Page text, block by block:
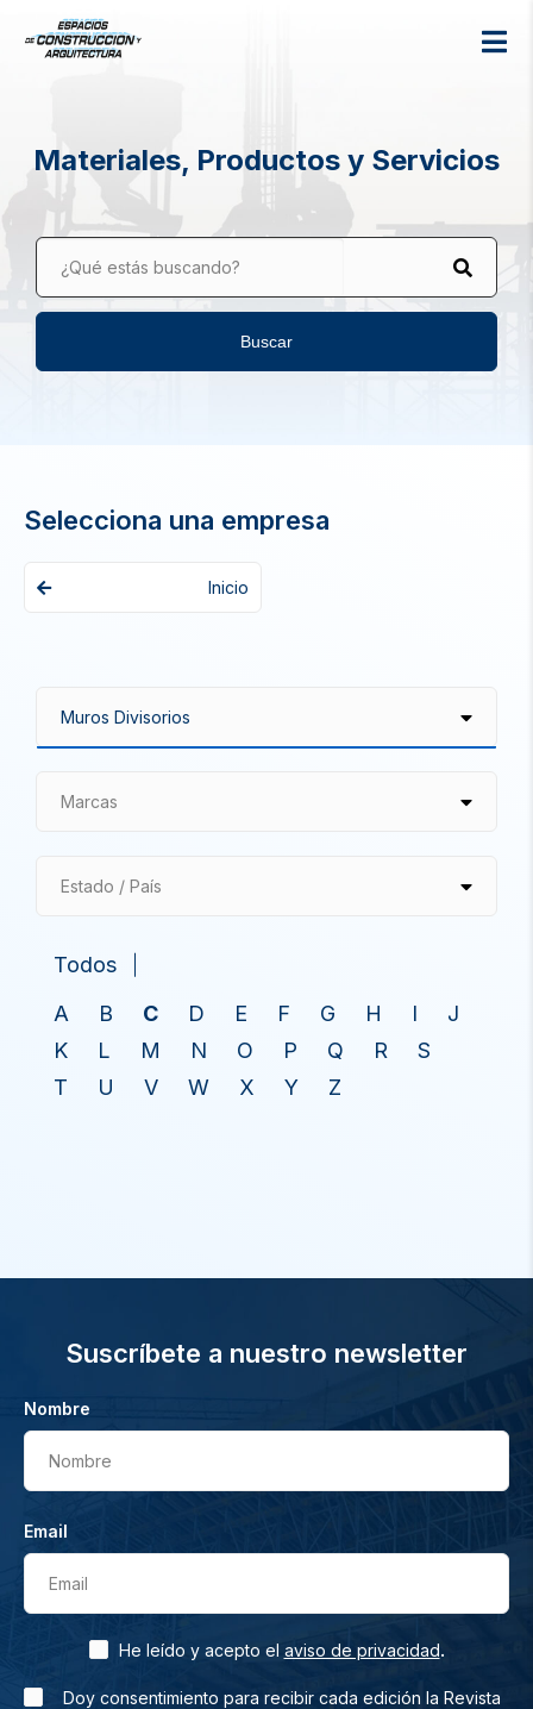
Materiales, Productos y Servicios
¿Qué estás buscando?
Buscar
Selecciona una empresa
Inicio
Marcas
Estado / País
Todos
A
B C D E F G H I
J
K
L M N O P Q R
S
T
U V W X Y Z
Suscríbete a nuestro newsletter
Nombre
Nombre
Email
Email
He leído y acepto el aviso de privacidad.
Doy consentimiento para recibir cada edición la Revista